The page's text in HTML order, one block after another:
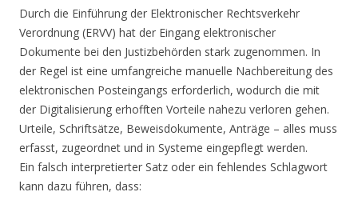
Durch die Einführung der Elektronischer Rechtsverkehr
Verordnung (ERVV) hat der Eingang elektronischer
Dokumente bei den Justizbehörden stark zugenommen. In
der Regel ist eine umfangreiche manuelle Nachbereitung des
elektronischen Posteingangs erforderlich, wodurch die mit
der Digitalisierung erhofften Vorteile nahezu verloren gehen.
Urteile, Schriftsätze, Beweisdokumente, Anträge – alles muss
erfasst, zugeordnet und in Systeme eingepflegt werden.
Ein falsch interpretierter Satz oder ein fehlendes Schlagwort
kann dazu führen, dass: